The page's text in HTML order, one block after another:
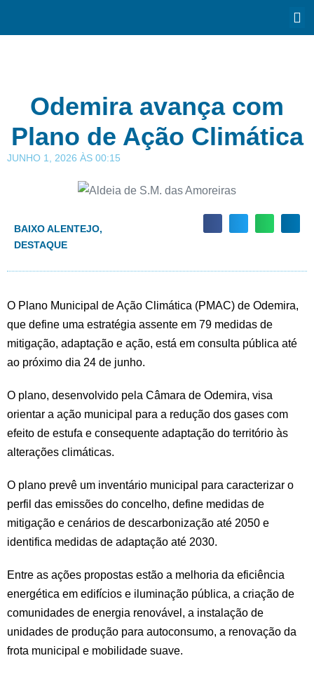
Odemira avança com
Plano de Ação Climática
JUNHO 1, 2026 ÀS 00:15
BAIXO ALENTEJO,
DESTAQUE
O Plano Municipal de Ação Climática (PMAC) de Odemira,
que define uma estratégia assente em 79 medidas de
mitigação, adaptação e ação, está em consulta pública até
ao próximo dia 24 de junho.
O plano, desenvolvido pela Câmara de Odemira, visa
orientar a ação municipal para a redução dos gases com
efeito de estufa e consequente adaptação do território às
alterações climáticas.
O plano prevê um inventário municipal para caracterizar o
perfil das emissões do concelho, define medidas de
mitigação e cenários de descarbonização até 2050 e
identifica medidas de adaptação até 2030.
Entre as ações propostas estão a melhoria da eficiência
energética em edifícios e iluminação pública, a criação de
comunidades de energia renovável, a instalação de
unidades de produção para autoconsumo, a renovação da
frota municipal e mobilidade suave.